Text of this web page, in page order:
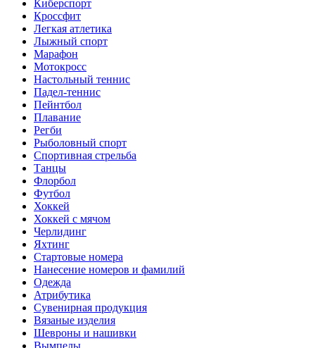
Киберспорт
Кроссфит
Легкая атлетика
Лыжный спорт
Марафон
Мотокросс
Настольный теннис
Падел-теннис
Пейнтбол
Плавание
Регби
Рыболовный спорт
Спортивная стрельба
Танцы
Флорбол
Футбол
Хоккей
Хоккей с мячом
Черлидинг
Яхтинг
Стартовые номера
Нанесение номеров и фамилий
Одежда
Атрибутика
Сувенирная продукция
Вязаные изделия
Шевроны и нашивки